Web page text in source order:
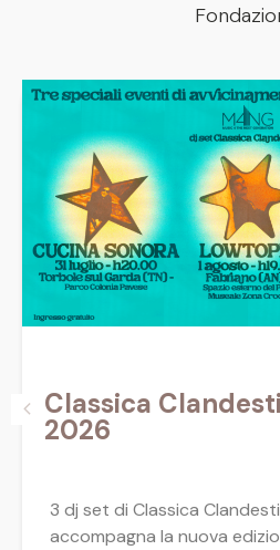
Classica
2026
3 dj set di Classica
accompagna la nuova